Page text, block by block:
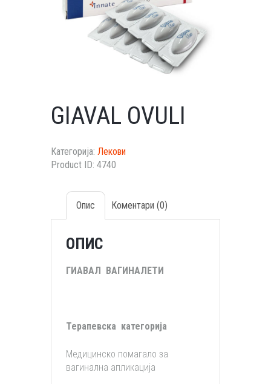
GIAVAL OVULI
Категорија: Лекови
Product ID: 4740
Опис Коментари (0)
ОПИС
ГИАВАЛ ВАГИНАЛЕТИ
Терапевска категорија
Медицинско помагало за
вагинална апликација